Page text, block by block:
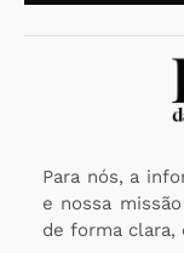
Para nós, a
e nossa
de forma clara,